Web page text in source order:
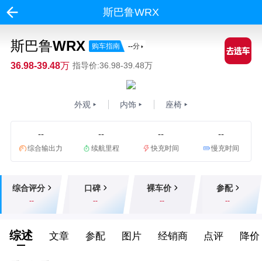
斯巴鲁WRX
斯巴鲁WRX 购车指南 --分
36.98-39.48万 指导价:36.98-39.48万
外观 内饰 座椅
--
综合输出力
--
续航里程
--
快充时间
--
慢充时间
综合评分
--
口碑
--
裸车价
--
参配
--
综述 文章 参配 图片 经销商 点评 降价